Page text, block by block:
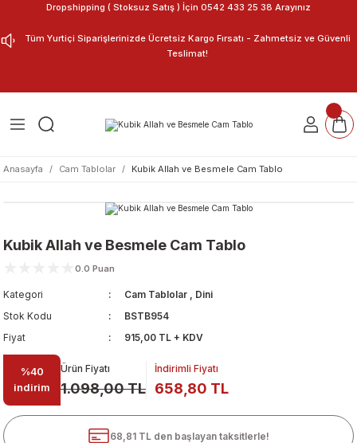
Dropshipping ( Stoksuz Satış ) İçin 0542 433 25 38 Arayınız
Tüm Yurtiçi Siparişlerinizde Ücretsiz Kargo Fırsatı - Zahmetsiz ve Güvenli
Teslimat!
Anasayfa Cam Tablolar Kubik Allah ve Besmele Cam Tablo
Kubik Allah ve Besmele Cam Tablo
0.0 Puan
Kategori Cam Tablolar , Dini
Stok Kodu
BSTB954
Fiyat
915,00 TL + KDV
%40
indirim
Ürün Fiyatı
1.098,00 TL
İndirimli Fiyatı
658,80 TL
68,81 TL den başlayan taksitlerle!